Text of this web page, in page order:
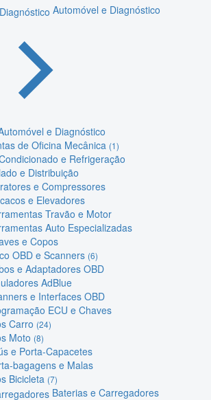
Automóvel e Diagnóstico
e Diagnóstico
de Oficina Mecânica (1)
e Refrigeração
e Distribuição
e Compressores
e Elevadores
Travão e Motor
Auto Especializadas
e Copos
OBD e Scanners (6)
e Adaptadores OBD
AdBlue
e Interfaces OBD
ECU e Chaves
Carro (24)
Moto (8)
e Porta-Capacetes
bagagens e Malas
Bicicleta (7)
Baterias e Carregadores